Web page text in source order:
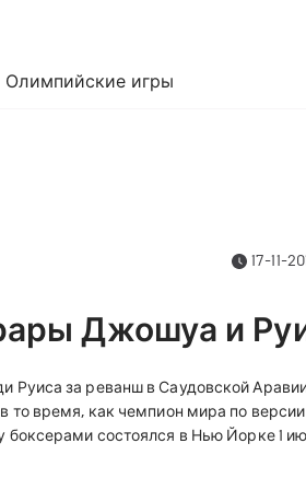
Олимпийские игры
17-11-
Джошуа и
Руиса за реванш в Саудовской
время, как чемпион мира по версии
состоялся в Нью Йорке 1